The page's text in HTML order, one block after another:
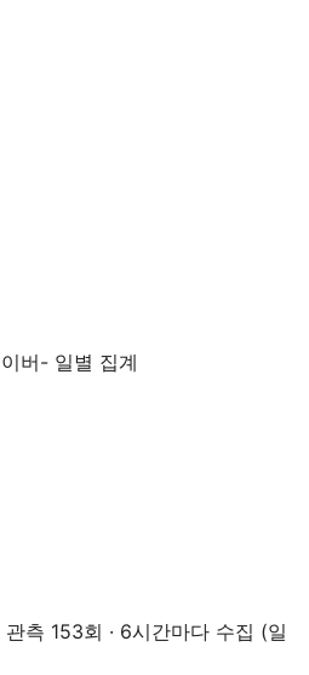
버- 일별 집계
관측 153회 · 6시간마다 수집 (일